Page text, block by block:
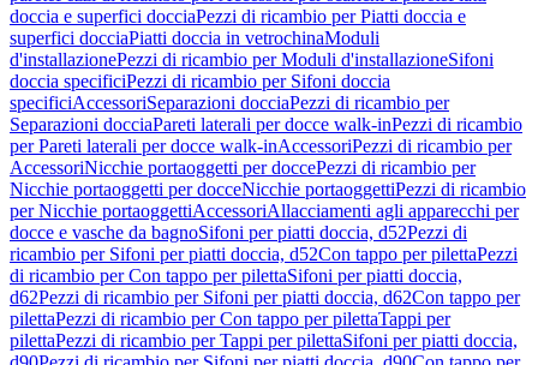
doccia e superfici docciaPezzi di ricambio per Piatti doccia e
superfici docciaPiatti doccia in vetrochinaModuli
d'installazionePezzi di ricambio per Moduli d'installazioneSifoni
doccia specificiPezzi di ricambio per Sifoni doccia
specificiAccessoriSeparazioni docciaPezzi di ricambio per
Separazioni docciaPareti laterali per docce walk-inPezzi di ricambio
per Pareti laterali per docce walk-inAccessoriPezzi di ricambio per
AccessoriNicchie portaoggetti per doccePezzi di ricambio per
Nicchie portaoggetti per docceNicchie portaoggettiPezzi di ricambio
per Nicchie portaoggettiAccessoriAllacciamenti agli apparecchi per
docce e vasche da bagnoSifoni per piatti doccia, d52Pezzi di
ricambio per Sifoni per piatti doccia, d52Con tappo per pilettaPezzi
di ricambio per Con tappo per pilettaSifoni per piatti doccia,
d62Pezzi di ricambio per Sifoni per piatti doccia, d62Con tappo per
pilettaPezzi di ricambio per Con tappo per pilettaTappi per
pilettaPezzi di ricambio per Tappi per pilettaSifoni per piatti doccia,